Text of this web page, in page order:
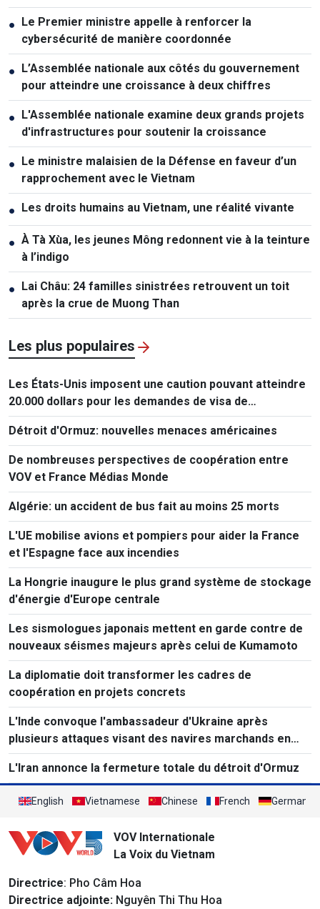
● Le Premier ministre appelle à renforcer la
cybersécurité de manière coordonnée
● L’Assemblée nationale aux côtés du gouvernement
pour atteindre une croissance à deux chiffres
● L'Assemblée nationale examine deux grands projets
d'infrastructures pour soutenir la croissance
● Le ministre malaisien de la Défense en faveur d’un
rapprochement avec le Vietnam
● Les droits humains au Vietnam, une réalité vivante
● À Tà Xùa, les jeunes Mông redonnent vie à la teinture
à l’indigo
● Lai Châu: 24 familles sinistrées retrouvent un toit
après la crue de Muong Than
Les plus populaires
Les États-Unis imposent une caution pouvant atteindre
20.000 dollars pour les demandes de visa de
ressortissants de 50 pays
Détroit d'Ormuz: nouvelles menaces américaines
De nombreuses perspectives de coopération entre
VOV et France Médias Monde
Algérie: un accident de bus fait au moins 25 morts
L'UE mobilise avions et pompiers pour aider la France
et l'Espagne face aux incendies
La Hongrie inaugure le plus grand système de stockage
d'énergie d'Europe centrale
Les sismologues japonais mettent en garde contre de
nouveaux séismes majeurs après celui de Kumamoto
La diplomatie doit transformer les cadres de
coopération en projets concrets
L'Inde convoque l'ambassadeur d'Ukraine après
plusieurs attaques visant des navires marchands en
mer Noire.
L'Iran annonce la fermeture totale du détroit d'Ormuz
English Vietnamese Chinese French German
VOV Internationale
La Voix du Vietnam
Directrice: Pho Câm Hoa
Directrice adjointe: Nguyên Thi Thu Hoa